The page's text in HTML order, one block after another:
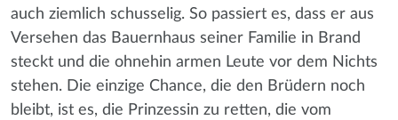
auch ziemlich schusselig. So passiert es, dass er aus
Versehen das Bauernhaus seiner Familie in Brand
steckt und die ohnehin armen Leute vor dem Nichts
stehen. Die einzige Chance, die den Brüdern noch
bleibt, ist es, die Prinzessin zu retten, die vom